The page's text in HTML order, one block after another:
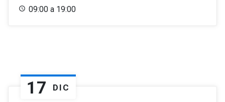
09:00 a 19:00
17 DIC